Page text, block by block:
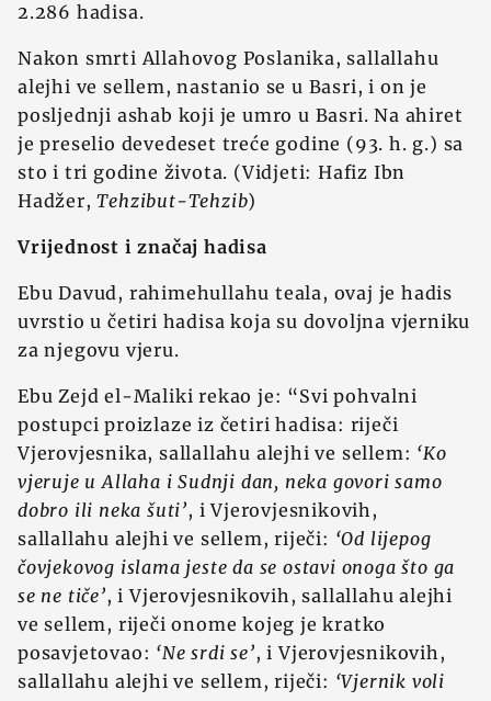
2.286 hadisa.
Nakon smrti Allahovog Poslanika, sallallahu
alejhi ve sellem, nastanio se u Basri, i on je
posljednji ashab koji je umro u Basri. Na ahiret
je preselio devedeset treće godine (93. h. g.) sa
sto i tri godine života. (Vidjeti: Hafiz Ibn
Hadžer, Tehzibut-Tehzib)
Vrijednost i značaj hadisa
Ebu Davud, rahimehullahu teala, ovaj je hadis
uvrstio u četiri hadisa koja su dovoljna vjerniku
za njegovu vjeru.
Ebu Zejd el-Maliki rekao je: “Svi pohvalni
postupci proizlaze iz četiri hadisa: riječi
Vjerovjesnika, sallallahu alejhi ve sellem: ‘Ko
vjeruje u Allaha i Sudnji dan, neka govori samo
dobro ili neka šuti’, i Vjerovjesnikovih,
sallallahu alejhi ve sellem, riječi: ‘Od lijepog
čovjekovog islama jeste da se ostavi onoga što ga
se ne tiče’, i Vjerovjesnikovih, sallallahu alejhi
ve sellem, riječi onome kojeg je kratko
posavjetovao: ‘Ne srdi se’, i Vjerovjesnikovih,
sallallahu alejhi ve sellem, riječi: ‘Vjernik voli